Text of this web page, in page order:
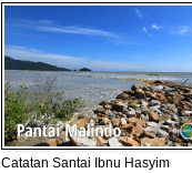
Catatan Santai Ibnu Hasyim